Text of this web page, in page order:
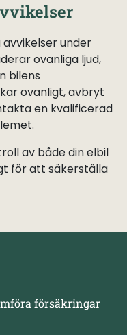
under
ovanliga ljud,
bilens
ovanligt, avbryt
en kvalificerad
av både din elbil
för att säkerställa
försäkringar